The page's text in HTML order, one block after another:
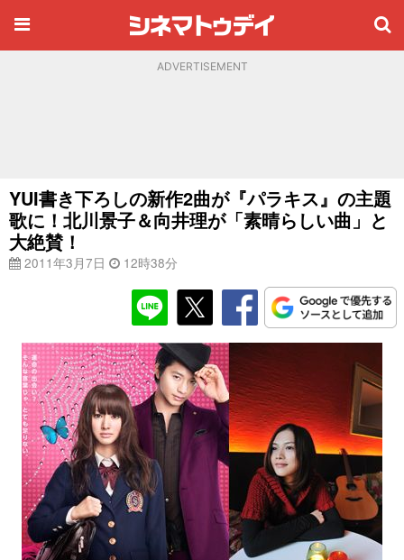
ADVERTISEMENT
YUI書き下ろしの新作2曲が『パラキス』の主題
歌に！北川景子＆向井理が「素晴らしい曲」と
大絶賛！
2011年3月7日 12時38分